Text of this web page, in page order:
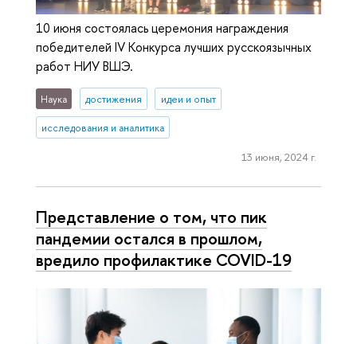
10 июня состоялась церемония награждения
победителей IV Конкурса лучших русскоязычных
работ НИУ ВШЭ.
Наука достижения идеи и опыт
исследования и аналитика
13 июня, 2024 г.
Представление о том, что пик
пандемии остался в прошлом,
вредило профилактике COVID-19